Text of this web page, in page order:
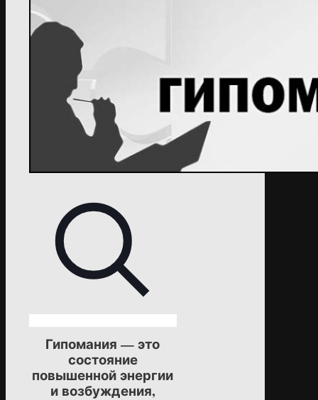
Гипомания — это
состояние
повышенной энергии
и возбуждения,